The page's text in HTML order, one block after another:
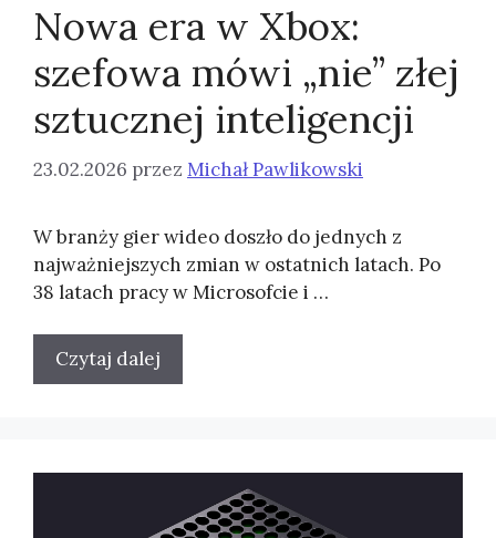
Nowa era w Xbox:
szefowa mówi „nie” złej
sztucznej inteligencji
23.02.2026 przez Michał Pawlikowski
W branży gier wideo doszło do jednych z
najważniejszych zmian w ostatnich latach. Po
38 latach pracy w Microsofcie i …
Czytaj dalej